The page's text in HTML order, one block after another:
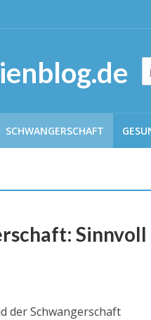
SCHWANGERSCHAFT
Sinnvoll
der Schwangerschaft